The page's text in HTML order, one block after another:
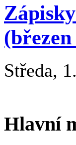
(březen
Středa,
Hlavní